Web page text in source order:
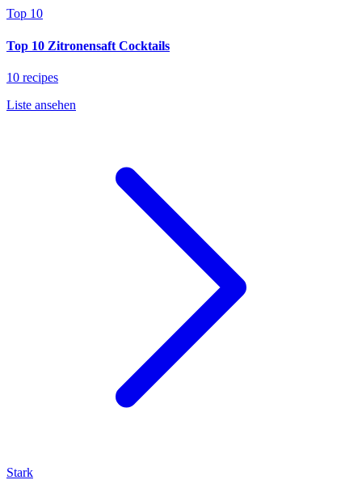
Top 10
Top 10 Zitronensaft Cocktails
10 recipes
Liste ansehen
Stark